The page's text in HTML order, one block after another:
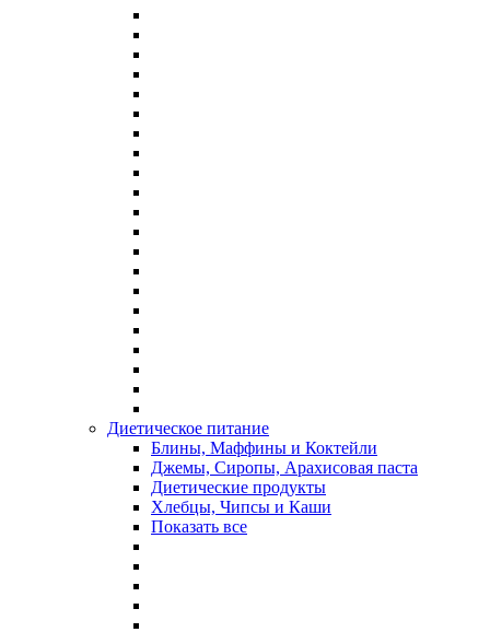
Диетическое питание
Блины, Маффины и Коктейли
Джемы, Сиропы, Арахисовая паста
Диетические продукты
Хлебцы, Чипсы и Каши
Показать все